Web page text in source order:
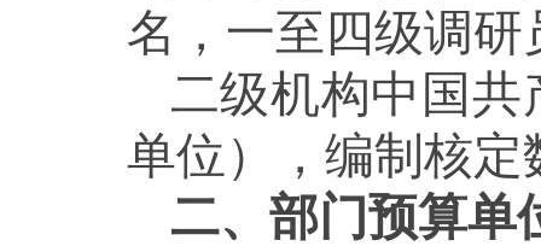
名，一至四级调研
二级机构中国
单位），编制核定
二、部门预算单